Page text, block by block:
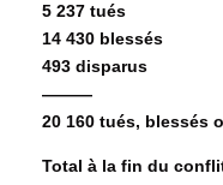
5 237 tués
14 430 blessés
493 disparus
———
20 160 tués, blessés
Total à la fin du